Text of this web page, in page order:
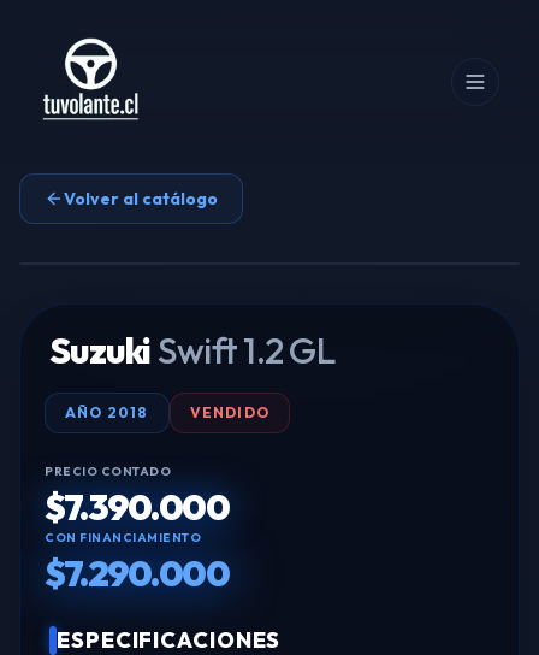
Volver al catálogo
SuzukiSwift 1.2 GL
AÑO 2018 VENDIDO
PRECIO CONTADO
$7.390.000
CON FINANCIAMIENTO
$7.290.000
ESPECIFICACIONES